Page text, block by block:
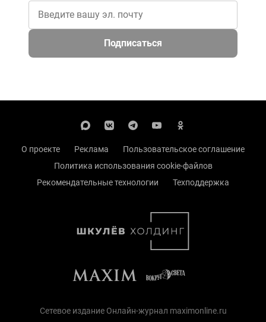
Подписаться
О проекте Реклама
Пользовательское соглашение
Политика использования cookie-файлов
Рекомендательные технологии
Техподдержка
Сетевое издание Онлайн-журнал maximonline.ru